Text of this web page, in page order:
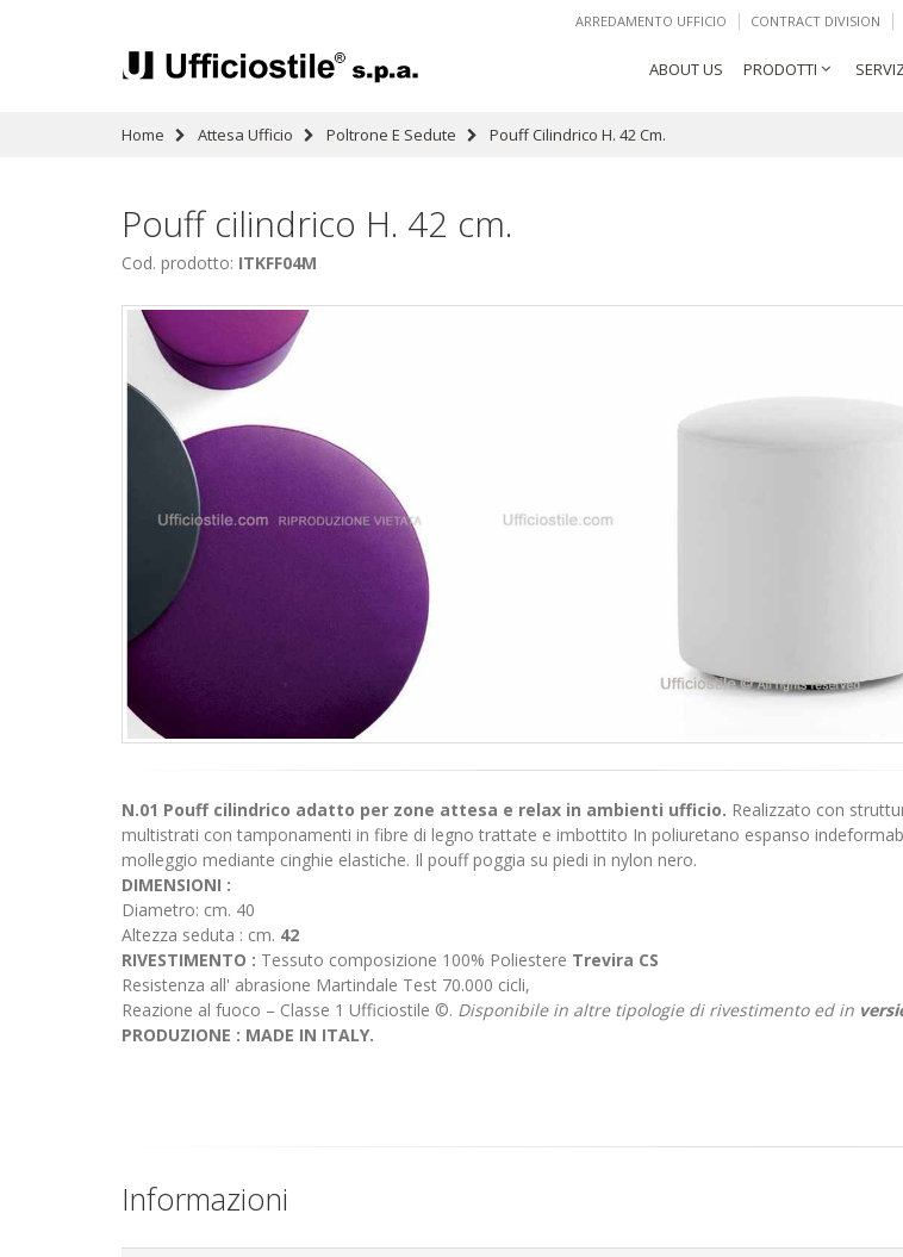
ARREDAMENTO UFFICIO CONTRACT DIVISION
ABOUT US PRODOTTI
Home Attesa Ufficio Poltrone E Sedute Pouff Cilindrico H. 42 Cm.
Pouff cilindrico H. 42 cm.
Cod. prodotto: ITKFF04M
N.01 Pouff cilindrico adatto per zone attesa e relax in ambienti ufficio. Realizzato con
multistrati con tamponamenti in fibre di legno trattate e imbottito In poliuretano espanso
molleggio mediante cinghie elastiche. Il pouff poggia su piedi in nylon nero.
DIMENSIONI :
Diametro: cm. 40
Altezza seduta : cm. 42
RIVESTIMENTO : Tessuto composizione 100% Poliestere Trevira CS
Resistenza all' abrasione Martindale Test 70.000 cicli,
Reazione al fuoco – Classe 1 Ufficiostile ©. Disponibile in altre tipologie di rivestimento ed in
PRODUZIONE : MADE IN ITALY.
Informazioni